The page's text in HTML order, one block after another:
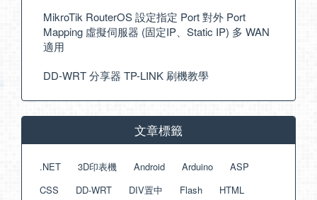
MikroTik RouterOS 設定指定 Port 對外 Port
Mapping 虛擬伺服器 (固定IP、Static IP) 多 WAN
適用
DD-WRT 分享器 TP-LINK 刷機教學
文章標籤
.NET 3D印表機 Android Arduino
ASP
CSS
DD-WRT DIV置中 Flash
HTML